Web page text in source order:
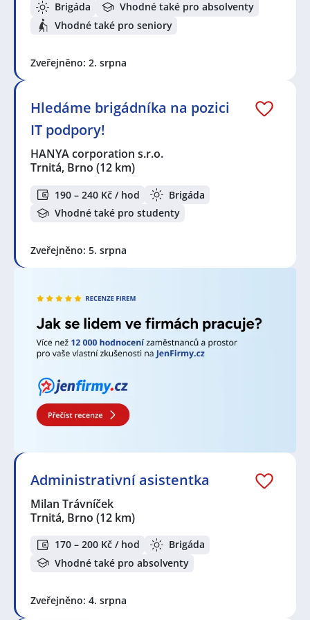
Železné ,Mikulov, okres Břeclav, Čermákovice,Břeclav
Brigáda
Vhodné také pro absolventy
Vhodné také pro seniory
Zveřejněno: 2. srpna
Hledáme brigádníka na pozici
IT podpory!
HANYA corporation s.r.o.
Trnitá, Brno (12 km)
190 – 240 Kč / hod
Brigáda
Vhodné také pro studenty
Zveřejněno: 5. srpna
Administrativní asistentka
Milan Trávníček
Trnitá, Brno (12 km)
170 – 200 Kč / hod
Brigáda
Vhodné také pro absolventy
Zveřejněno: 4. srpna